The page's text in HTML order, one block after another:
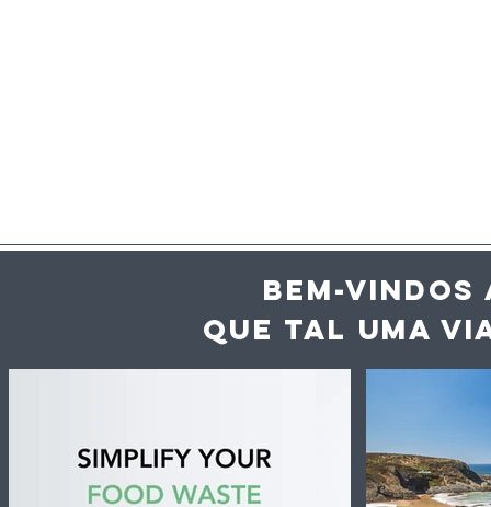
Inteligência artificial
ajuda hotéis e
restaurantes a reduzir
vai ter
para si,
BEM-VINDOS
QUE TAL UMA